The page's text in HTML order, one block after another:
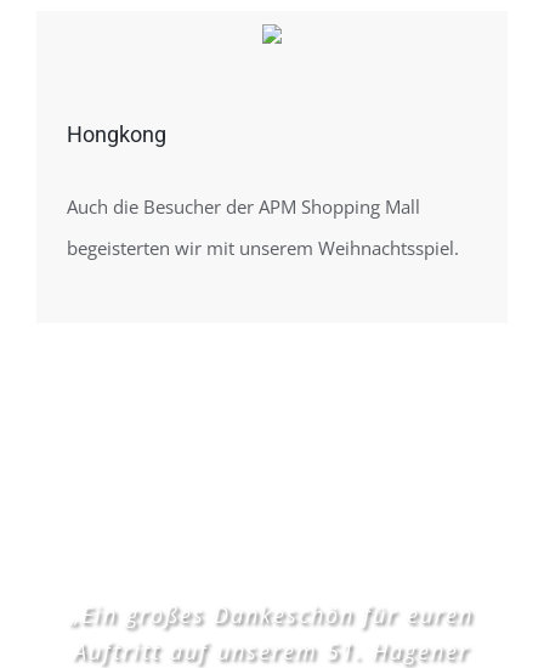
Hongkong
Auch die Besucher der APM Shopping Mall
begeisterten wir mit unserem Weihnachtsspiel.
„Ein großes Dankeschön für euren
Auftritt auf unserem 51. Hagener